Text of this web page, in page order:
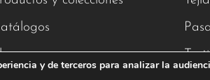
y de terceros para analizar la